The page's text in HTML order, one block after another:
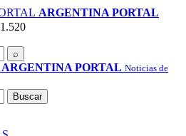
ARGENTINA PORTAL
⌕
ARGENTINA PORTAL Noticias de
Buscar